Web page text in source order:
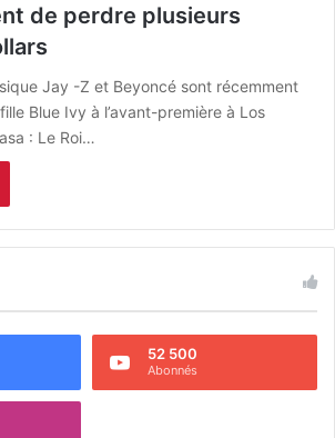
de perdre plusieurs
Jay -Z et Beyoncé sont récemment
Blue Ivy à l’avant-première à Los
: Le Roi…
52 500
Abonnés